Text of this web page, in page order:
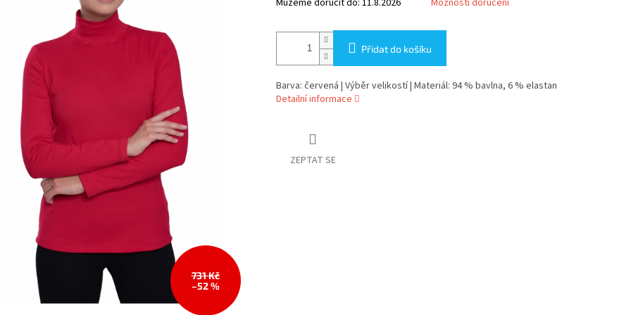
731 Kč
–52 %
Můžeme doručit do: 11.8.2026 Možnosti doručení
Přidat do košíku
Barva: červená | Výběr velikostí | Materiál: 94 % bavlna, 6 % elastan
Detailní informace
ZEPTAT SE